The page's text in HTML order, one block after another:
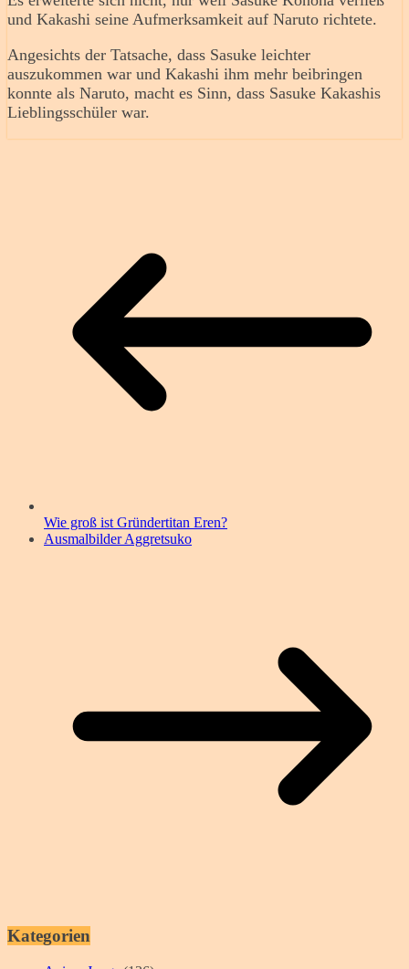
und Kakashi seine Aufmerksamkeit auf Naruto richtete.
Angesichts der Tatsache, dass Sasuke leichter
auszukommen war und Kakashi ihm mehr beibringen
konnte als Naruto, macht es Sinn, dass Sasuke Kakashis
Lieblingsschüler war.
Wie groß ist Gründertitan Eren?
Ausmalbilder Aggretsuko
Kategorien